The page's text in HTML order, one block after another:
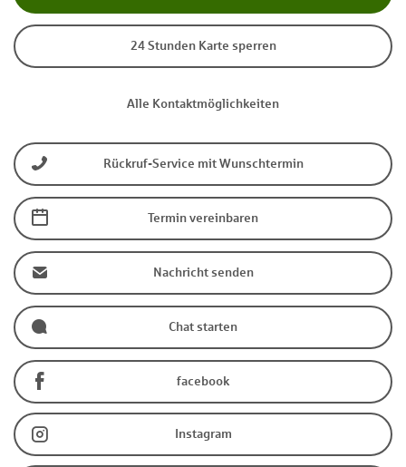
24 Stunden Karte sperren
Alle Kontaktmöglichkeiten
Rückruf-Service mit Wunschtermin
Termin vereinbaren
Nachricht senden
Chat starten
facebook
Instagram